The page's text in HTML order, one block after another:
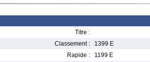
Titre :
Classement :
1399 E
Rapide :
1199 E